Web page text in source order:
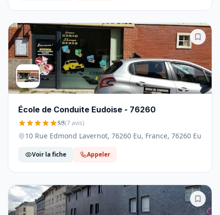
École de Conduite Eudoise - 76260
5/5(7 avis)
10 Rue Edmond Lavernot, 76260 Eu, France, 76260 Eu
Voir la fiche Appeler